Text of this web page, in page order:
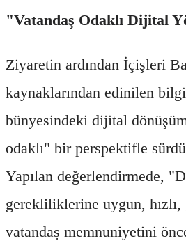
"Vatandaş Odaklı Dijital
Ziyaretin ardından İçişleri
kaynaklarından edinilen
bünyesindeki dijital
odaklı" bir perspektifle
Yapılan değerlendirmede,
gerekliliklerine uygun,
vatandaş memnuniyetini